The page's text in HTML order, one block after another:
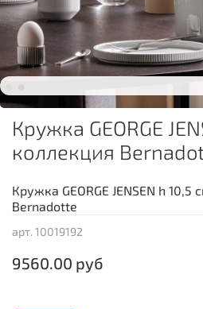
арт. 10019192
Кружка GEORGE
коллекция
9560.00 руб
Кружка GEORGE JENSEN h 10,5
Bernadotte